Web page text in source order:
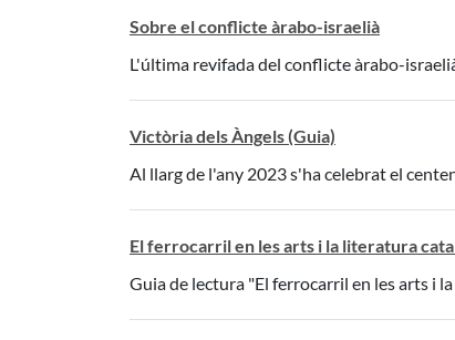
Sobre el conflicte àrabo-israelià
L'última revifada del conflicte àrabo-
Victòria dels Àngels (Guia)
Al llarg de l'any 2023 s'ha celebrat el
El ferrocarril en les arts i la literatura
Guia de lectura "El ferrocarril en les arts i